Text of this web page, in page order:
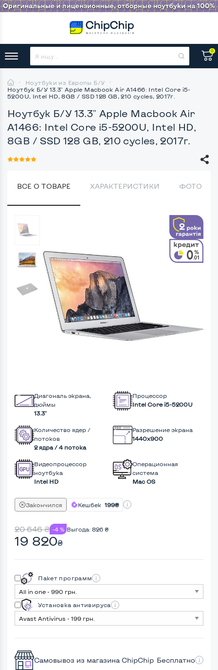
0
Ноутбуки из Европы Б/У
Ноутбук Б/У 13.3" Apple Macbook Air A1466: Intel Core i5-
5200U, Intel HD, 8GB / SSD 128 GB, 210 cycles, 2017г.
Ноутбук Б/У 13.3" Apple Macbook Air
A1466: Intel Core i5-5200U, Intel HD,
8GB / SSD 128 GB, 210 cycles, 2017г.
ВСЕ О ТОВАРЕ ХАРАКТЕРИСТИКИ ФОТО
Диагональ экрана,
дюймы
13.3"
Процессор
Intel Core i5-5200U
Количество ядер /
потоков
2 ядра / 4 потока
Разрешение экрана
1440x900
Видеопроцессор
ноутбука
Intel HD
Операционная
система
Mac OS
Закончился Кешбек 199₴
20 646₴ -4 % Выгода: 826 ₴
19 820₴
Пакет программ
Установка антивируса
Самовывоз из магазина ChipChip Бесплатно